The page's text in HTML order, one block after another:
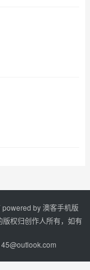
powered by澳客手机版
权归创作人所有，如有